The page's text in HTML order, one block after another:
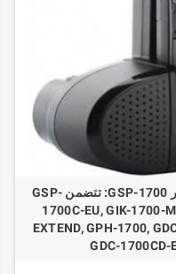
مجموعة البحر GSP-1700: تتضمن GSP-
1700C-EU, GIK-1700-
EXTEND, GPH-1700,
GDC-1700CD-